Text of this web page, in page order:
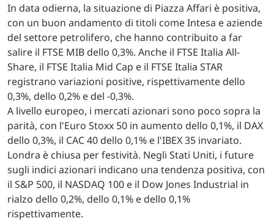
In data odierna, la situazione di Piazza Affari è positiva,
con un buon andamento di titoli come Intesa e aziende
del settore petrolifero, che hanno contribuito a far
salire il FTSE MIB dello 0,3%. Anche il FTSE Italia All-
Share, il FTSE Italia Mid Cap e il FTSE Italia STAR
registrano variazioni positive, rispettivamente dello
0,3%, dello 0,2% e del -0,3%.
A livello europeo, i mercati azionari sono poco sopra la
parità, con l'Euro Stoxx 50 in aumento dello 0,1%, il DAX
dello 0,3%, il CAC 40 dello 0,1% e l'IBEX 35 invariato.
Londra è chiusa per festività. Negli Stati Uniti, i future
sugli indici azionari indicano una tendenza positiva, con
il S&P 500, il NASDAQ 100 e il Dow Jones Industrial in
rialzo dello 0,2%, dello 0,1% e dello 0,1%
rispettivamente.